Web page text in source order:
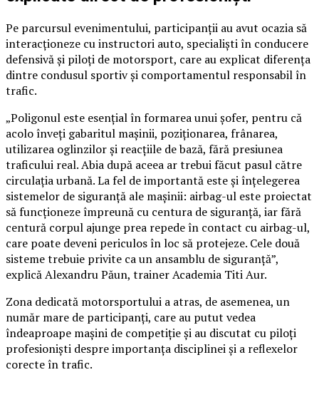
Pe parcursul evenimentului, participanții au avut ocazia să
interacționeze cu instructori auto, specialiști în conducere
defensivă și piloți de motorsport, care au explicat diferența
dintre condusul sportiv și comportamentul responsabil în
trafic.
„Poligonul este esențial în formarea unui șofer, pentru că
acolo înveți gabaritul mașinii, poziționarea, frânarea,
utilizarea oglinzilor și reacțiile de bază, fără presiunea
traficului real. Abia după aceea ar trebui făcut pasul către
circulația urbană. La fel de importantă este și înțelegerea
sistemelor de siguranță ale mașinii: airbag-ul este proiectat
să funcționeze împreună cu centura de siguranță, iar fără
centură corpul ajunge prea repede în contact cu airbag-ul,
care poate deveni periculos în loc să protejeze. Cele două
sisteme trebuie privite ca un ansamblu de siguranță”,
explică Alexandru Păun, trainer Academia Titi Aur.
Zona dedicată motorsportului a atras, de asemenea, un
număr mare de participanți, care au putut vedea
îndeaproape mașini de competiție și au discutat cu piloți
profesioniști despre importanța disciplinei și a reflexelor
corecte în trafic.